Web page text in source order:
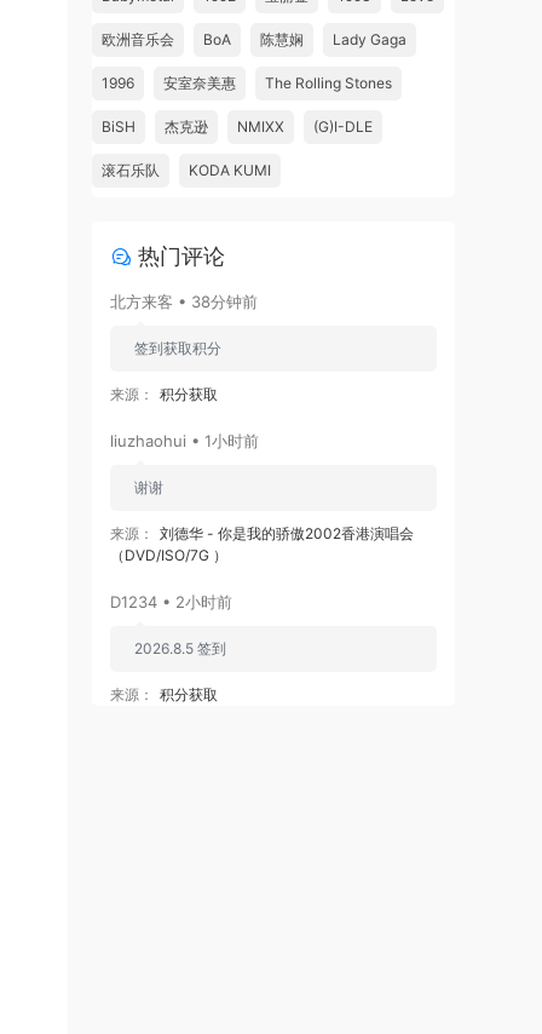
欧洲音乐会 BoA 陈慧娴 Lady Gaga
1996 安室奈美惠 The Rolling Stones
BiSH 杰克逊 NMIXX (G)I-DLE
滚石乐队 KODA KUMI
热门评论
北方来客 • 38分钟前
签到获取积分
来源： 积分获取
liuzhaohui • 1小时前
谢谢
来源：
刘德华 - 你是我的骄傲2002香港演唱会
（DVD/ISO/7G ）
D1234 • 2小时前
2026.8.5 签到
来源： 积分获取